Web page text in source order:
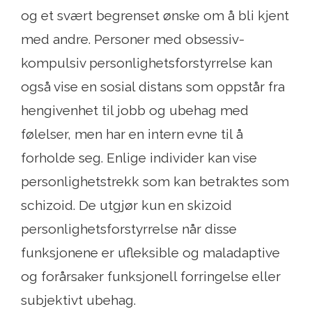
og et svært begrenset ønske om å bli kjent
med andre. Personer med obsessiv-
kompulsiv personlighetsforstyrrelse kan
også vise en sosial distans som oppstår fra
hengivenhet til jobb og ubehag med
følelser, men har en intern evne til å
forholde seg. Enlige individer kan vise
personlighetstrekk som kan betraktes som
schizoid. De utgjør kun en skizoid
personlighetsforstyrrelse når disse
funksjonene er ufleksible og maladaptive
og forårsaker funksjonell forringelse eller
subjektivt ubehag.